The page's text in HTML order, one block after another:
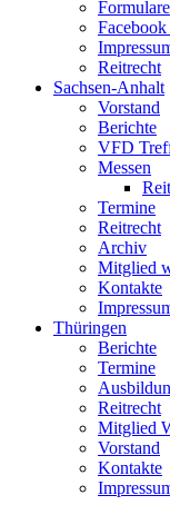
Formulare
Facebook
Reitrecht
Sachsen-Anhalt
Vorstand
Berichte
VFD
Messen
Termine
Reitrecht
Archiv
Mitglied
Kontakte
Thüringen
Berichte
Termine
Reitrecht
Mitglied
Vorstand
Kontakte